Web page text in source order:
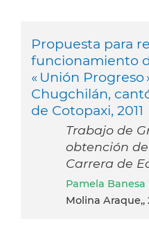
Propuesta para
funcionamiento
« Unión Progreso
Chugchilán,
de Cotopaxi, 2011
Trabajo de
obtención
Carrera de
Pamela
Molina Araque,,